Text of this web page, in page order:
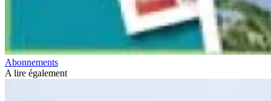
Abonnements
A lire également